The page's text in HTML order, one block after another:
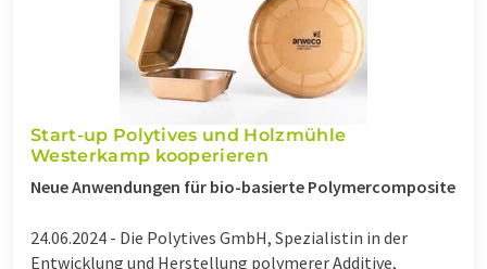
Start-up Polytives und Holzmühle
Westerkamp kooperieren
Neue Anwendungen für bio-basierte Polymercomposite
24.06.2024 - Die Polytives GmbH, Spezialistin in der
Entwicklung und Herstellung polymerer Additive,